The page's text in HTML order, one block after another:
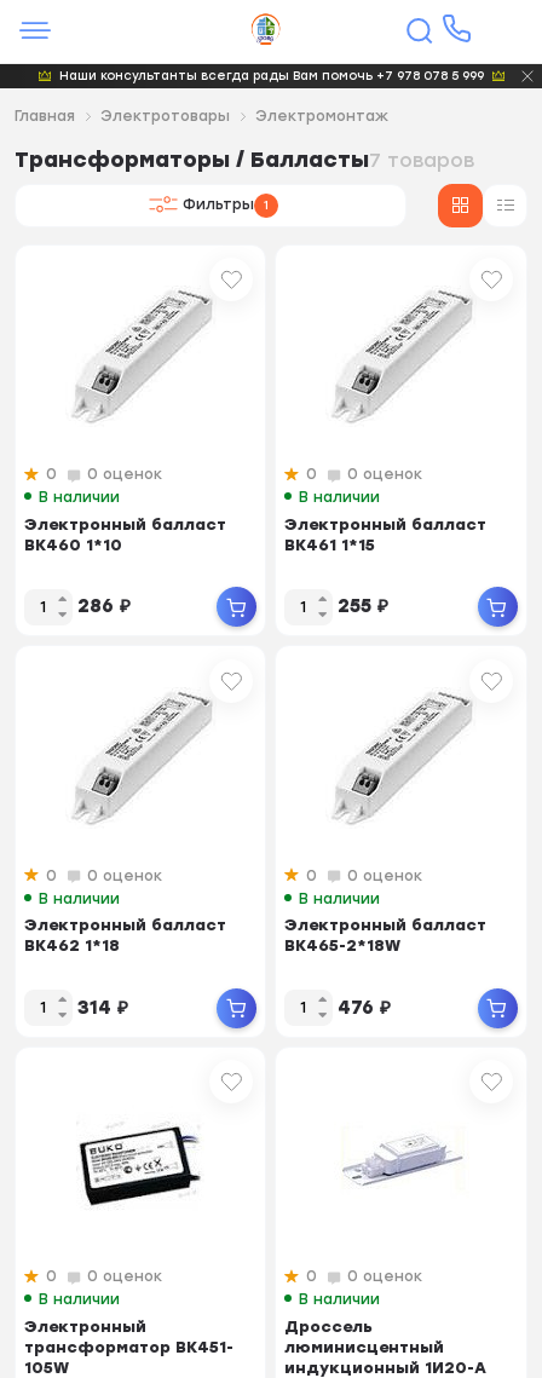
Наши консультанты всегда рады Вам помочь +7 978 078 5 999
Главная Электротовары Электромонтаж
Трансформаторы / Балласты7 товаров
Фильтры 1
0
0 оценок
В наличии
Электронный балласт
BK460 1*10
286 ₽
0
0 оценок
В наличии
Электронный балласт
BK461 1*15
255 ₽
0
0 оценок
В наличии
Электронный балласт
BK462 1*18
314 ₽
0
0 оценок
В наличии
Электронный балласт
BK465-2*18W
476 ₽
0
0 оценок
В наличии
Электронный
трансформатор BK451-
105W
0
0 оценок
В наличии
Дроссель
люминисцентный
индукционный 1И20-А